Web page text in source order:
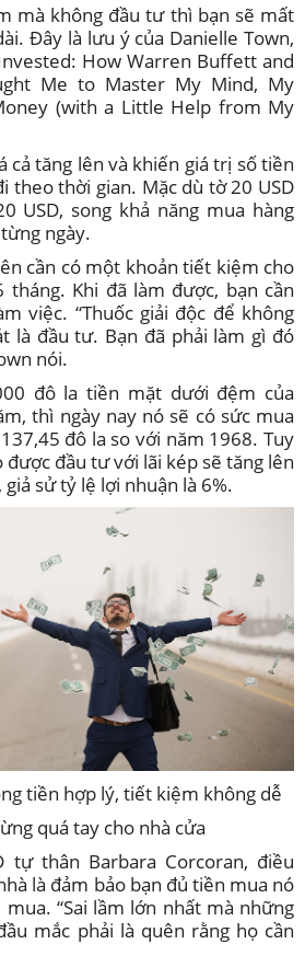
mà không đầu tư thì bạn sẽ mất
Đây là lưu ý của Danielle Town,
How Warren Buffett and
Me to Master My Mind, My
(with a Little Help from My
cả tăng lên và khiến giá trị số tiền
theo thời gian. Mặc dù tờ 20 USD
USD, song khả năng mua hàng
ngày.
cần có một khoản tiết kiệm cho
tháng. Khi đã làm được, bạn cần
việc. “Thuốc giải độc để không
là đầu tư. Bạn đã phải làm gì đó
nói.
đô la tiền mặt dưới đệm của
thì ngày nay nó sẽ có sức mua
đô la so với năm 1968. Tuy
đầu tư với lãi kép sẽ tăng lên
sử tỷ lệ lợi nhuận là 6%.
tiền hợp lý, tiết kiệm không dễ
quá tay cho nhà cửa
tự thân Barbara Corcoran, điều
là đảm bảo bạn đủ tiền mua nó
“Sai lầm lớn nhất mà những
mắc phải là quên rằng họ cần